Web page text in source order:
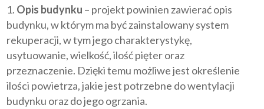
Opis budynku – projekt powinien zawierać opis
budynku, w którym ma być zainstalowany system
rekuperacji, w tym jego charakterystykę,
usytuowanie, wielkość, ilość pięter oraz
przeznaczenie. Dzięki temu możliwe jest określenie
ilości powietrza, jakie jest potrzebne do wentylacji
budynku oraz do jego ogrzania.